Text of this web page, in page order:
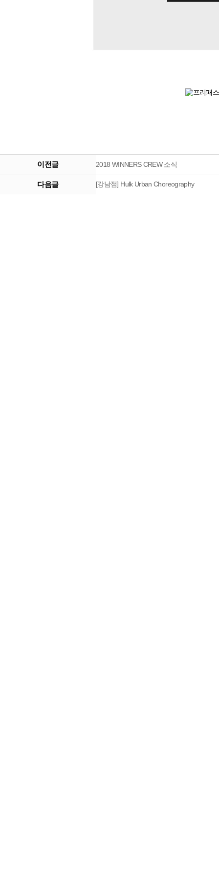
이전글 2018 WINNERS CREW 소식
다음글 [강남점] Hulk Urban Choreography